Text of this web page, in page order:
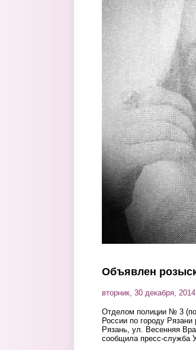
Перейти к основному содержанию
Объявлен
вторник, 30 декабря,
Отделом полиции № 3
России по городу
Рязань, ул. Весенняя
сообщила пресс-служба